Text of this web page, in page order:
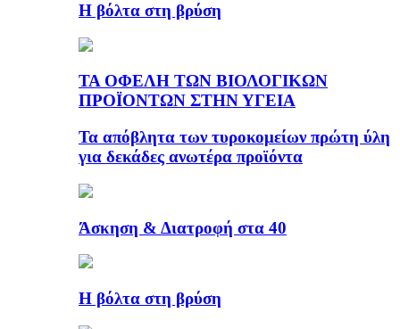
Η βόλτα στη βρύση
ΤΑ ΟΦΕΛΗ ΤΩΝ ΒΙΟΛΟΓΙΚΩΝ
ΠΡΟΪΟΝΤΩΝ ΣΤΗΝ ΥΓΕΙΑ
Τα απόβλητα των τυροκομείων πρώτη ύλη
για δεκάδες ανωτέρα προϊόντα
Άσκηση & Διατροφή στα 40
Η βόλτα στη βρύση